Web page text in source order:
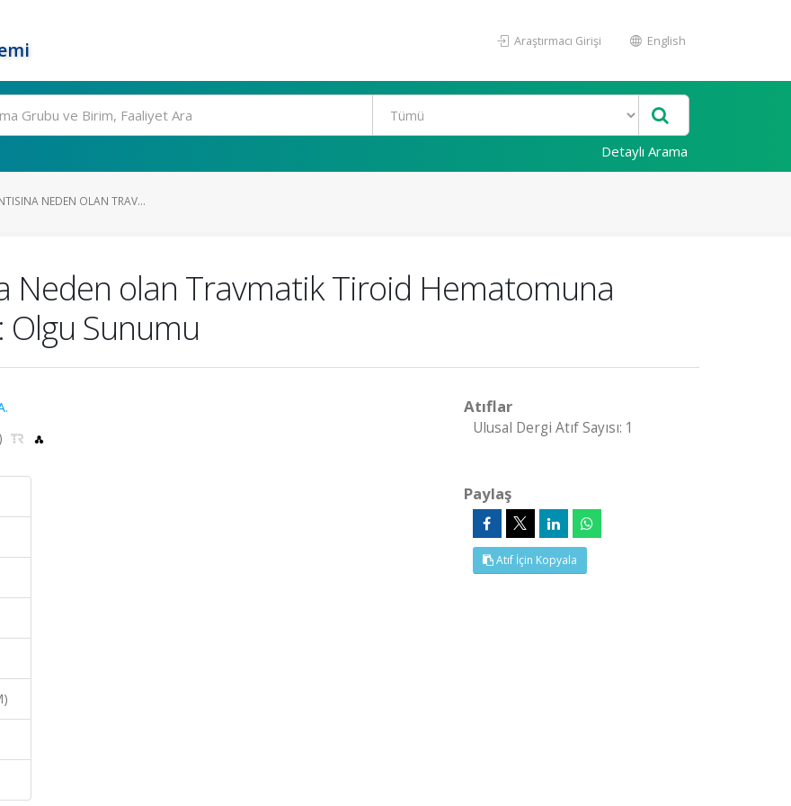
Araştırmacı Girişi English
Detaylı Arama
NEDEN OLAN TRAV...
Neden olan Travmatik Tiroid Hematomuna
Olgu Sunumu
Atıflar
Ulusal Dergi Atıf Sayısı: 1
Paylaş
Atıf İçin Kopyala